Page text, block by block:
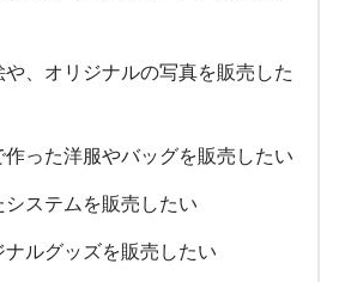
や、オリジナルの写真を販売した
った洋服やバッグを販売したい
システムを販売したい
ルグッズを販売したい